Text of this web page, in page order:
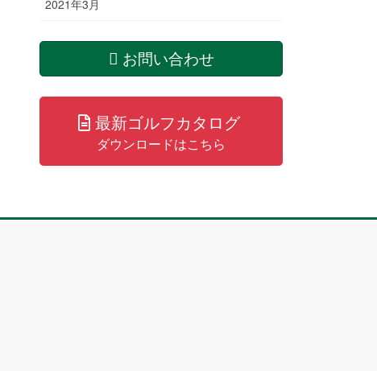
2021年3月
お問い合わせ
最新ゴルフカタログ
ダウンロードはこちら